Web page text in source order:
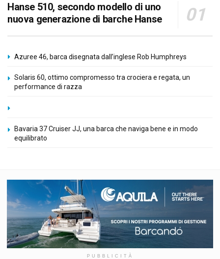
Hanse 510, secondo modello di uno
nuova generazione di barche Hanse
Azuree 46, barca disegnata dall’inglese Rob Humphreys
Solaris 60, ottimo compromesso tra crociera e regata, un
performance di razza
Bavaria 37 Cruiser JJ, una barca che naviga bene e in modo
equilibrato
PUBBLICITÀ